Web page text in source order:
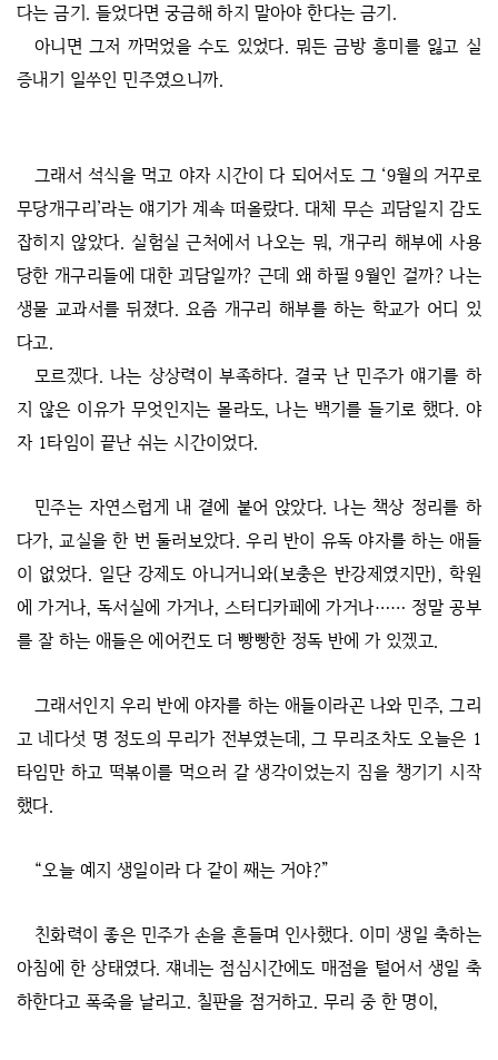
다는 금기. 들었다면 궁금해 하지 말아야 한다는 금기.
아니면 그저 까먹었을 수도 있었다. 뭐든 금방 흥미를 잃고 실
증내기 일쑤인 민주였으니까.
그래서 석식을 먹고 야자 시간이 다 되어서도 그 ‘9월의 거꾸로
무당개구리’라는 얘기가 계속 떠올랐다. 대체 무슨 괴담일지 감도
잡히지 않았다. 실험실 근처에서 나오는 뭐, 개구리 해부에 사용
당한 개구리들에 대한 괴담일까? 근데 왜 하필 9월인 걸까? 나는
생물 교과서를 뒤졌다. 요즘 개구리 해부를 하는 학교가 어디 있
다고.
모르겠다. 나는 상상력이 부족하다. 결국 난 민주가 얘기를 하
지 않은 이유가 무엇인지는 몰라도, 나는 백기를 들기로 했다. 야
자 1타임이 끝난 쉬는 시간이었다.
민주는 자연스럽게 내 곁에 붙어 앉았다. 나는 책상 정리를 하
다가, 교실을 한 번 둘러보았다. 우리 반이 유독 야자를 하는 애들
이 없었다. 일단 강제도 아니거니와(보충은 반강제였지만), 학원
에 가거나, 독서실에 가거나, 스터디카페에 가거나…… 정말 공부
를 잘 하는 애들은 에어컨도 더 빵빵한 정독 반에 가 있겠고.
그래서인지 우리 반에 야자를 하는 애들이라곤 나와 민주, 그리
고 네다섯 명 정도의 무리가 전부였는데, 그 무리조차도 오늘은 1
타임만 하고 떡볶이를 먹으러 갈 생각이었는지 짐을 챙기기 시작
했다.
“오늘 예지 생일이라 다 같이 째는 거야?”
친화력이 좋은 민주가 손을 흔들며 인사했다. 이미 생일 축하는
아침에 한 상태였다. 쟤네는 점심시간에도 매점을 털어서 생일 축
하한다고 폭죽을 날리고. 칠판을 점거하고. 무리 중 한 명이,